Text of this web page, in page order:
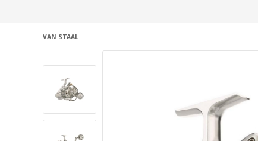
VAN STAAL